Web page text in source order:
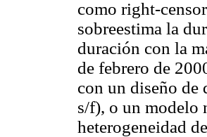
como right-
sobreestima la
duración con la
de febrero de
con un diseño
s/f), o un modelo
heterogeneidad